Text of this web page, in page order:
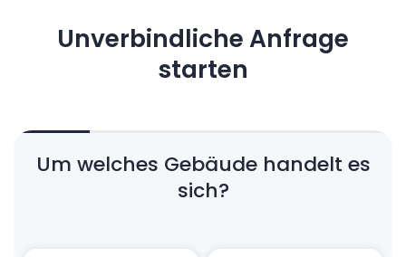
Unverbindliche Anfrage
starten